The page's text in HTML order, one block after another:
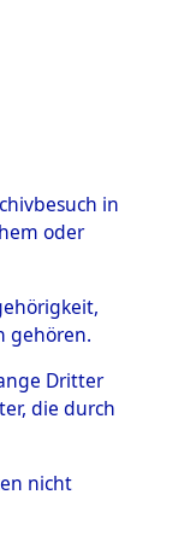
das
bis
in
oder
gehören.
Dritter
die durch
nicht